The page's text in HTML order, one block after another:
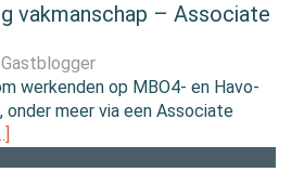
vakmanschap – Associate
Gastblogger
werkenden op MBO4- en Havo-
onder meer via een Associate